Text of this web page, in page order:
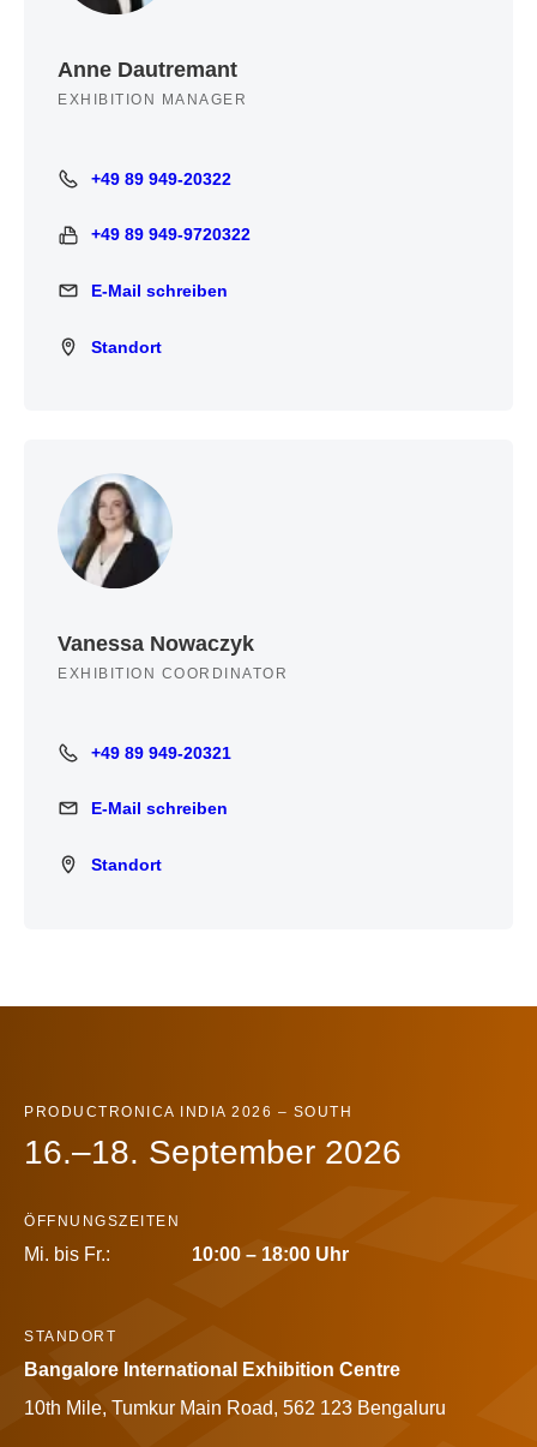
Anne Dautremant
EXHIBITION MANAGER
+49 89 949-20322
+49 89 949-20322
+49 89 949-9720322
+49 89 949-9720322
E-Mail schreiben
E-Mail schreiben
Standort
Standort
Vanessa Nowaczyk
EXHIBITION COORDINATOR
+49 89 949-20321
+49 89 949-20321
E-Mail schreiben
E-Mail schreiben
Standort
Standort
PRODUCTRONICA INDIA 2026 – SOUTH
16.–18. September 2026
ÖFFNUNGSZEITEN
Mi. bis Fr.: 10:00 – 18:00 Uhr
STANDORT
Bangalore International Exhibition Centre
10th Mile, Tumkur Main Road, 562 123 Bengaluru